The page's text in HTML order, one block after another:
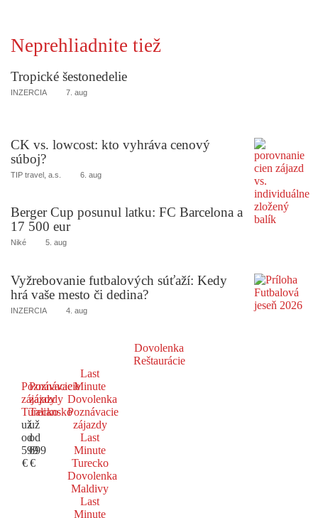
Neprehliadnite tiež
Tropické šestonedelie
INZERCIA 7. aug
CK vs. lowcost: kto vyhráva cenový
súboj?
TIP travel, a.s. 6. aug
Berger Cup posunul latku: FC Barcelona a
17 500 eur
Niké 5. aug
Vyžrebovanie futbalových súťaží: Kedy
hrá vaše mesto či dedina?
INZERCIA 4. aug
Dovolenka
Reštaurácie
Poznávacie
zájazdy
Turecko
už
od
599
€
Poznávacie
zájazdy
Taliansko
už
od
699
€
Last
Minute
Dovolenka
Poznávacie
zájazdy
Last
Minute
Turecko
Dovolenka
Maldivy
Last
Minute